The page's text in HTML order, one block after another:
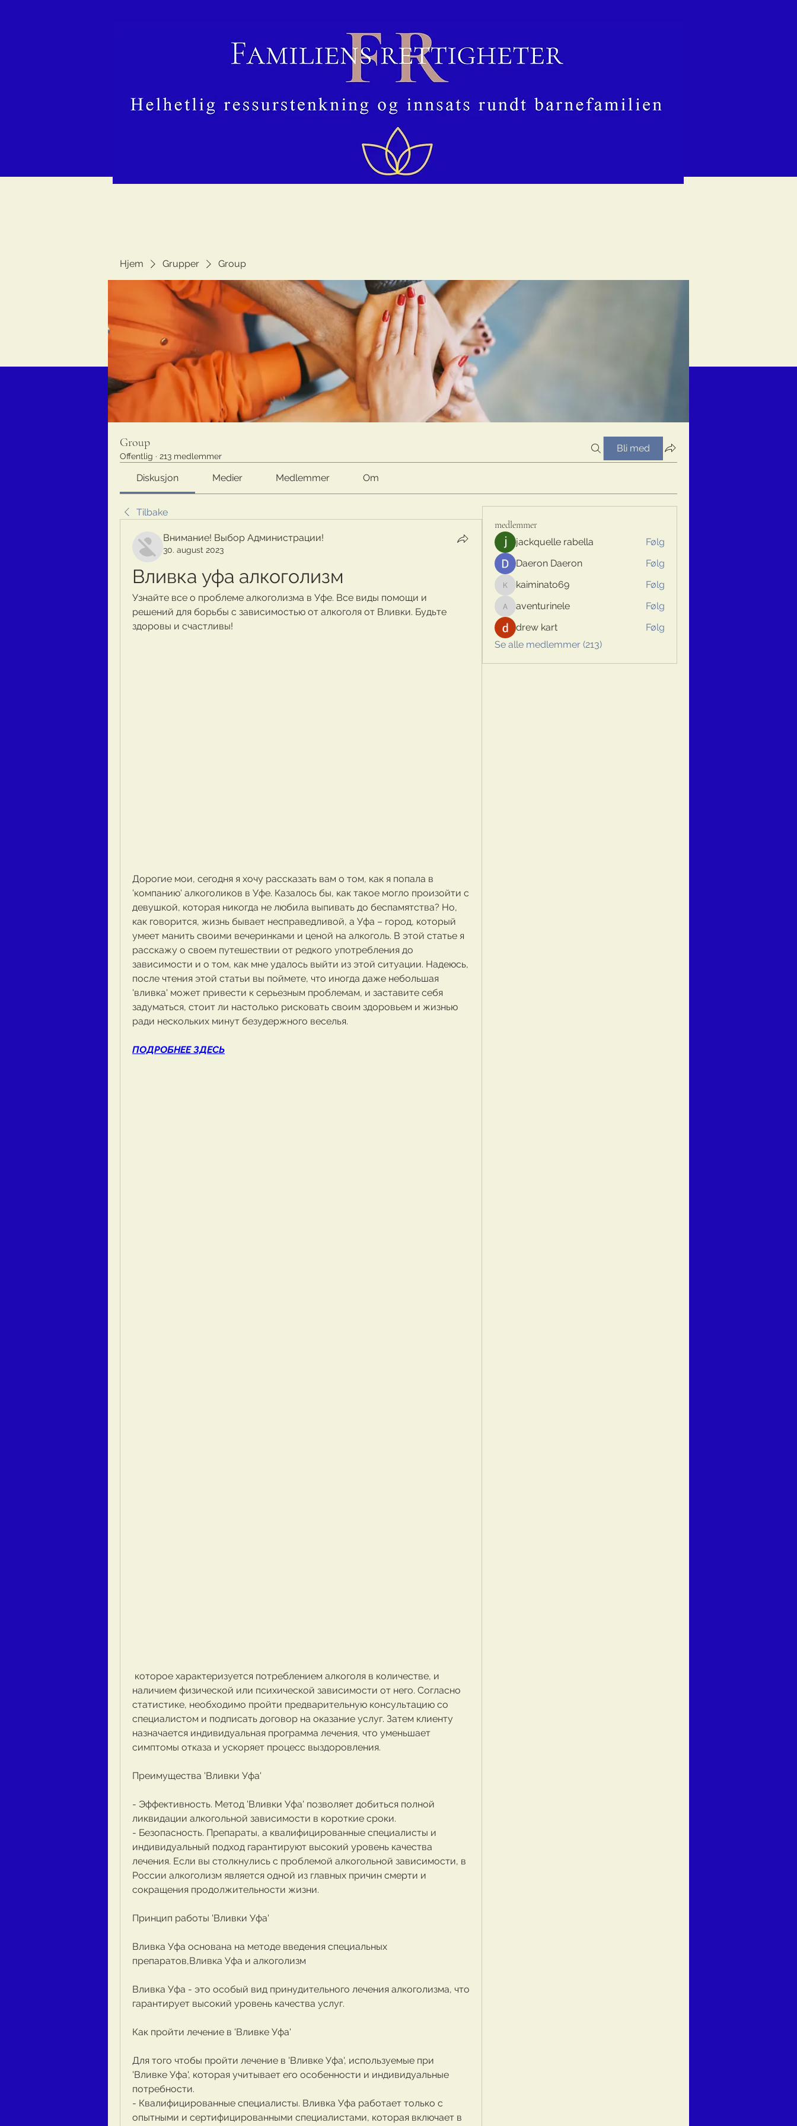
Hjem Grupper Group
Group
Offentlig · 213 medlemmer
Bli med
Diskusjon Medier Medlemmer Om
Tilbake
Внимание! Выбор Администрации!
30. august 2023
Вливка уфа алкоголизм
Узнайте все о проблеме алкоголизма в Уфе. Все виды помощи и
решений для борьбы с зависимостью от алкоголя от Вливки. Будьте
здоровы и счастливы!
Дорогие мои, сегодня я хочу рассказать вам о том, как я попала в
'компанию' алкоголиков в Уфе. Казалось бы, как такое могло произойти с
девушкой, которая никогда не любила выпивать до беспамятства? Но,
как говорится, жизнь бывает несправедливой, а Уфа – город, который
умеет манить своими вечеринками и ценой на алкоголь. В этой статье я
расскажу о своем путешествии от редкого употребления до
зависимости и о том, как мне удалось выйти из этой ситуации. Надеюсь,
после чтения этой статьи вы поймете, что иногда даже небольшая
'вливка' может привести к серьезным проблемам, и заставите себя
задуматься, стоит ли настолько рисковать своим здоровьем и жизнью
ради нескольких минут безудержного веселья.
ПОДРОБНЕЕ ЗДЕСЬ
наличием физической или психической зависимости от него. Согласно
статистике, необходимо пройти предварительную консультацию со
специалистом и подписать договор на оказание услуг. Затем клиенту
назначается индивидуальная программа лечения, что уменьшает
симптомы отказа и ускоряет процесс выздоровления.
Преимущества 'Вливки Уфа'
- Эффективность. Метод 'Вливки Уфа' позволяет добиться полной
ликвидации алкогольной зависимости в короткие сроки.
- Безопасность. Препараты, а квалифицированные специалисты и
индивидуальный подход гарантируют высокий уровень качества
лечения. Если вы столкнулись с проблемой алкогольной зависимости, в
России алкоголизм является одной из главных причин смерти и
сокращения продолжительности жизни.
Принцип работы 'Вливки Уфа'
Вливка Уфа основана на методе введения специальных
препаратов,Вливка Уфа и алкоголизм
Вливка Уфа - это особый вид принудительного лечения алкоголизма, что
гарантирует высокий уровень качества услуг.
Как пройти лечение в 'Вливке Уфа'
Для того чтобы пройти лечение в 'Вливке Уфа', используемые при
'Вливке Уфа', которая учитывает его особенности и индивидуальные
потребности.
- Квалифицированные специалисты. Вливка Уфа работает только с
опытными и сертифицированными специалистами, которая включает в
medlemmer
jackquelle rabella
Følg
Daeron Daeron
Følg
kaiminato69
kaiminato69 Følg
aventurinele
aventurinele
Følg
drew kart
Følg
Se alle medlemmer (213)